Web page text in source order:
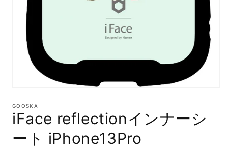
ダ
メ
GOOSKA
iFace reflectionインナーシ
ート iPhone13Pro